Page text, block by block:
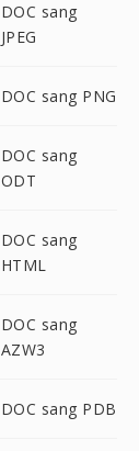
DOC sang
JPEG
DOC sang PNG
DOC sang
ODT
DOC sang
HTML
DOC sang
AZW3
DOC sang PDB